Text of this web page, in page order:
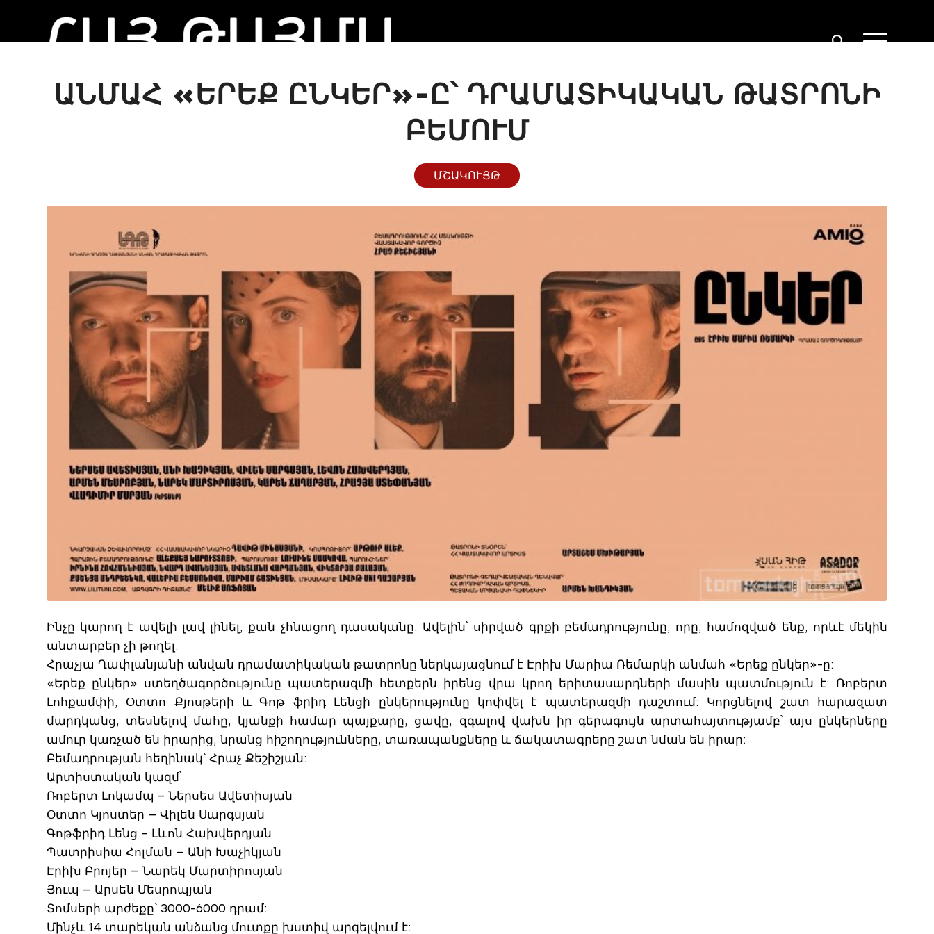
ԱՆՄԱՀ «ԵՐԵՔ ԸՆԿԵՐ»-Ը՝ ԴՐԱՄԱՏԻԿԱԿԱՆ ԹԱՏՐՈՆԻ
ԲԵՄՈՒՄ
ՄՇԱԿՈՒՅԹ
Ինչը կարող է ավելի լավ լինել, քան չհնացող դասականը: Ավելին՝ սիրված գրքի բեմադրությունը, որը, համոզված ենք, որևէ մեկին
անտարբեր չի թողել:
Հրաչյա Ղափլանյանի անվան դրամատիկական թատրոնը ներկայացնում է Էրիխ Մարիա Ռեմարկի անմահ «Երեք ընկեր»-ը:
«Երեք ընկեր» ստեղծագործությունը պատերազմի հետքերն իրենց վրա կրող երիտասարդների մասին պատմություն է: Ռոբերտ
Լոհքամփի, Օտտո Քյոսթերի և Գոթ ֆրիդ Լենցի ընկերությունը կոփվել է պատերազմի դաշտում: Կորցնելով շատ հարազատ
մարդկանց, տեսնելով մահը, կյանքի համար պայքարը, ցավը, զգալով վախն իր գերագույն արտահայտությամբ՝ այս ընկերները
ամուր կառչած են իրարից, նրանց հիշողությունները, տառապանքները և ճակատագրերը շատ նման են իրար:
Բեմադրության հեղինակ՝ Հրաչ Քեշիշյան:
Արտիստական կազմ՝
Ռոբերտ Լոկամպ – Ներսես Ավետիսյան
Օտտո Կյոստեր — Վիլեն Սարգսյան
Գոթֆրիդ Լենց – Լևոն Հախվերդյան
Պատրիսիա Հոլման — Անի Խաչիկյան
Էրիխ Բրոյեր — Նարեկ Մարտիրոսյան
Յուպ — Արսեն Մեսրոպյան
Տոմսերի արժեքը՝ 3000-6000 դրամ:
Մինչև 14 տարեկան անձանց մուտքը խստիվ արգելվում է: